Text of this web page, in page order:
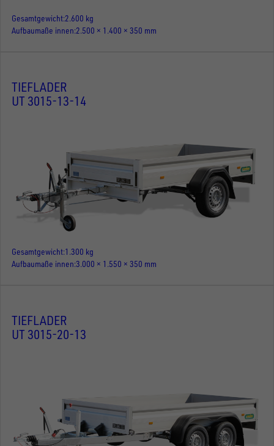
Gesamtgewicht 2.600 kg
Aufbaumaße innen 2.500 × 1.400 × 350 mm
TIEFLADER
UT 3015-13-14
Gesamtgewicht 1.300 kg
Aufbaumaße innen 3.000 × 1.550 × 350 mm
TIEFLADER
UT 3015-20-13